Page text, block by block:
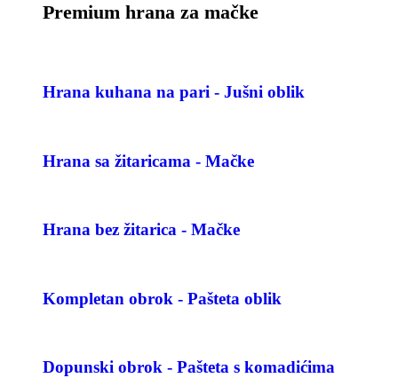
Premium hrana za mačke
Hrana kuhana na pari - Jušni oblik
Hrana sa žitaricama - Mačke
Hrana bez žitarica - Mačke
Kompletan obrok - Pašteta oblik
Dopunski obrok - Pašteta s komadićima